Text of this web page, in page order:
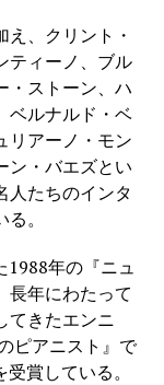
、クリント・
ティーノ、ブル
・ストーン、ハ
ベルナルド・ベ
リアーノ・モン
ン・バエズとい
人たちのインタ
。
1988年の『ニュ
長年にわたって
てきたエンニ
ピアニスト』で
賞している。